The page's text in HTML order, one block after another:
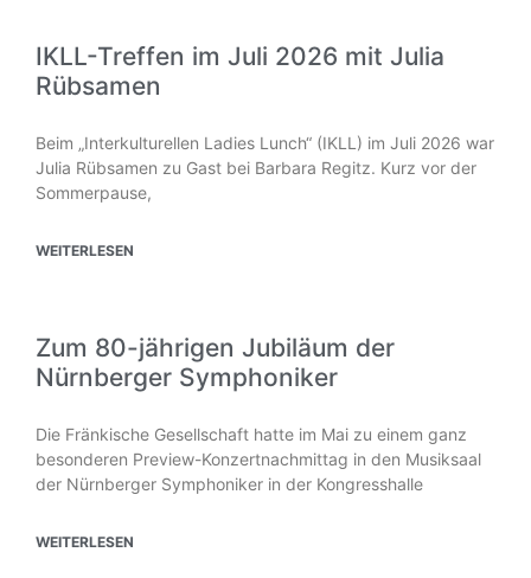
IKLL-Treffen im Juli 2026 mit Julia
Rübsamen
Beim „Interkulturellen Ladies Lunch“ (IKLL) im Juli 2026 war
Julia Rübsamen zu Gast bei Barbara Regitz. Kurz vor der
Sommerpause,
WEITERLESEN
Zum 80-jährigen Jubiläum der
Nürnberger Symphoniker
Die Fränkische Gesellschaft hatte im Mai zu einem ganz
besonderen Preview-Konzertnachmittag in den Musiksaal
der Nürnberger Symphoniker in der Kongresshalle
WEITERLESEN